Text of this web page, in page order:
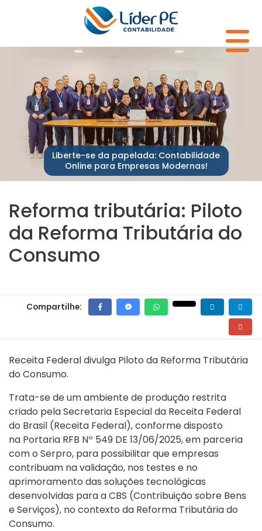
Liberte-se da papelada: Contabilidade
Online para Empresas Modernas!
Reforma tributária: Piloto
da Reforma Tributária do
Consumo
Compartilhe:
Receita Federal divulga Piloto da Reforma Tributária
do Consumo.
Trata-se de um ambiente de produção restrita
criado pela Secretaria Especial da Receita Federal
do Brasil (Receita Federal), conforme disposto
na Portaria RFB Nº 549 DE 13/06/2025, em parceria
com o Serpro, para possibilitar que empresas
contribuam na validação, nos testes e no
aprimoramento das soluções tecnológicas
desenvolvidas para a CBS (Contribuição sobre Bens
e Serviços), no contexto da Reforma Tributária do
Consumo.